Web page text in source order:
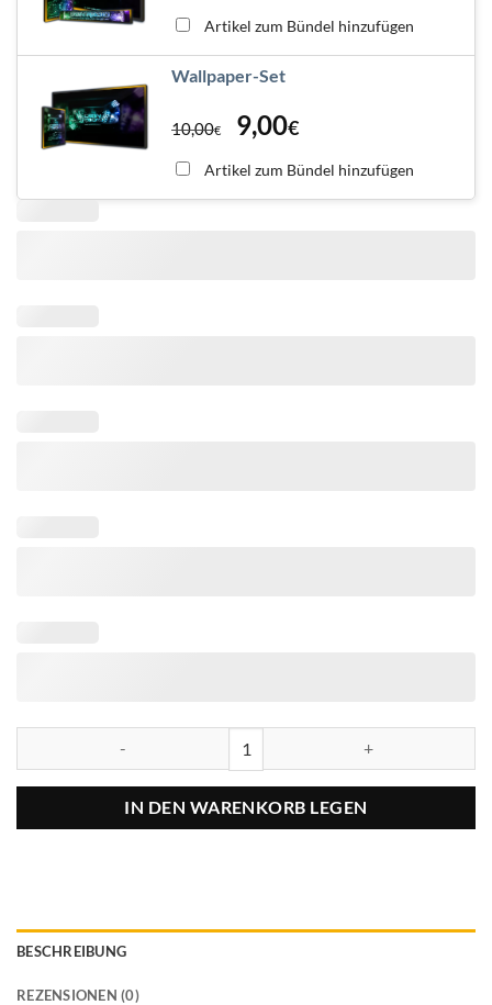
Artikel zum Bündel hinzufügen
Wallpaper-Set
10,00€ 9,00€
Artikel zum Bündel hinzufügen
IN DEN WARENKORB LEGEN
BESCHREIBUNG
REZENSIONEN (0)